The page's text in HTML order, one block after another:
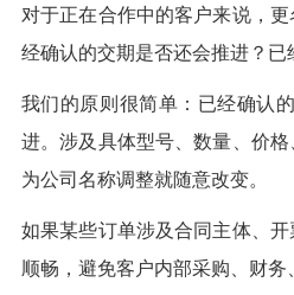
对于正在合作中的客户来说，
经确认的交期是否还会推进？
我们的原则很简单：已经确认
进。涉及具体型号、数量、价
为公司名称调整就随意改变。
如果某些订单涉及合同主体、
顺畅，避免客户内部采购、财